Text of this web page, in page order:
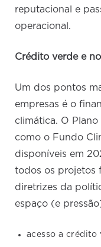
reputacional e
operacional.
Crédito verde e
Um dos pontos
empresas é o
climática. O
como o Fundo
disponíveis em
todos os projetos
diretrizes da
espaço (e
acesso a crédito